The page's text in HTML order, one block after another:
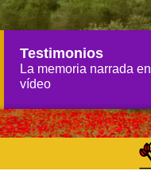
Testimonios
La memoria narrada en
vídeo